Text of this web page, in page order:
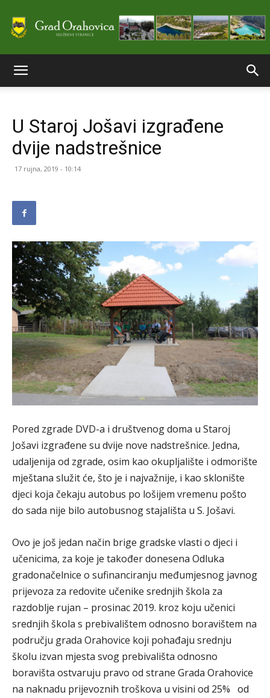
stranice
U Staroj Jošavi izgrađene
dvije nadstrešnice
17 rujna, 2019 - 10:14
Pored zgrade DVD-a i društvenog doma u Staroj
Jošavi izgrađene su dvije nove nadstrešnice. Jedna,
udaljenija od zgrade, osim kao okupljalište i odmorište
mještana služit će, što je i najvažnije, i kao sklonište
djeci koja čekaju autobus po lošijem vremenu pošto
do sada nije bilo autobusnog stajališta u S. Jošavi.
Ovo je još jedan način brige gradske vlasti o djeci i
učenicima, za koje je također donesena Odluka
gradonačelnice o sufinanciranju međumjesnog javnog
prijevoza za redovite učenike srednjih škola za
razdoblje rujan – prosinac 2019. kroz koju učenici
srednjih škola s prebivalištem odnosno boravištem na
području grada Orahovice koji pohađaju srednju
školu izvan mjesta svog prebivališta odnosno
boravišta ostvaruju pravo od strane Grada Orahovice
na naknadu prijevoznih troškova u visini od 25% od